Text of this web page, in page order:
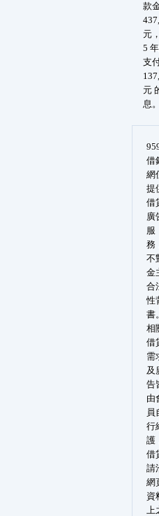
款
元
5
支
元
息。
借
網
提
借
廣
服
務
不
金
合
性
書。
相
借
需
及
告
由
員
行
護
借
請
網
資
上